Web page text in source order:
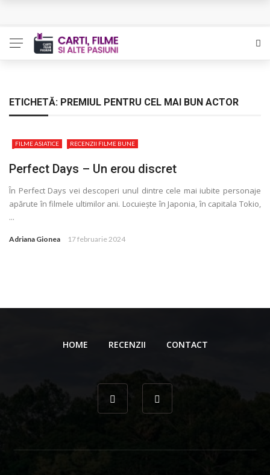
The Man Who Sold Air in the Holy Land – Generatia care
Queer – Un Burroughs sentimental
Luati-ma drept un vis. Povestiri in K. minor – Dor de Kafka
ETICHETĂ: PREMIUL PENTRU CEL MAI BUN ACTOR
FILME ASIATICE RECENZII FILME BUNE
Perfect Days – Un erou discret
În Perfect Days vei descoperi unul dintre cele mai iubite personaje
apărute în filmele ultimilor ani. Locuiește în Japonia, în capitala Tokio,
...
Adriana Gionea 17 februarie 2024
HOME RECENZII CONTACT